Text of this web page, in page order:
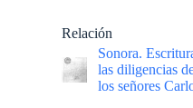
Relación
Sonora.
las diligencias
los señores